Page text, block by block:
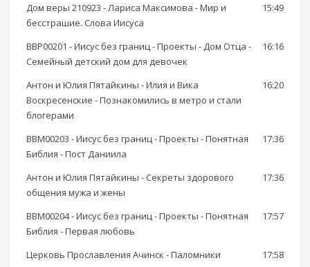
Дом веры 210923 - Лариса Максимова - Мир и
бесстрашие. Слова Иисуса
15:49
BBP00201 - Иисус без границ - Проекты - Дом Отца -
Семейный детский дом для девочек
16:16
Антон и Юлия Пятайкины - Илия и Вика
Воскресенские - Познакомились в метро и стали
блогерами
16:20
BBM00203 - Иисус без границ - Проекты - Понятная
Библия - Пост Даниила
17:36
Антон и Юлия Пятайкины - Секреты здорового
общения мужа и жены
17:36
BBM00204 - Иисус без границ - Проекты - Понятная
Библия - Первая любовь
17:57
Церковь Прославления Ачинск - Паломники
17:58